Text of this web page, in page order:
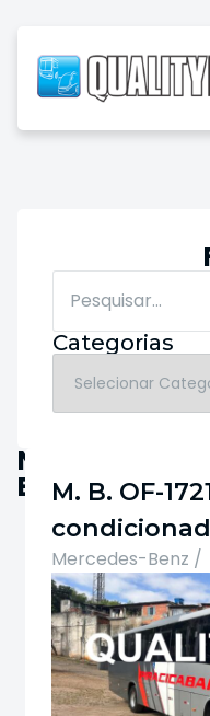
Categorias
Nosso
Estoque
M. B. OF-
Mercedes-Benz /